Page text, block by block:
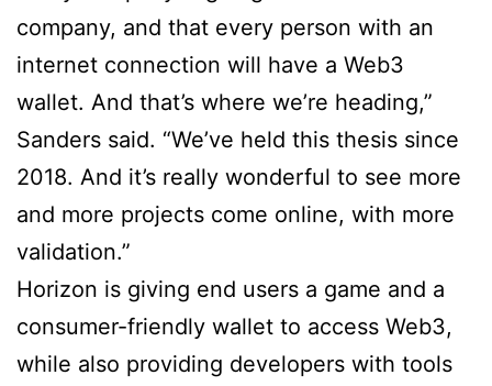
company, and that every person with an
internet connection will have a Web3
wallet. And that’s where we’re heading,”
Sanders said. “We’ve held this thesis since
2018. And it’s really wonderful to see more
and more projects come online, with more
validation.”
Horizon is giving end users a game and a
consumer-friendly wallet to access Web3,
while also providing developers with tools